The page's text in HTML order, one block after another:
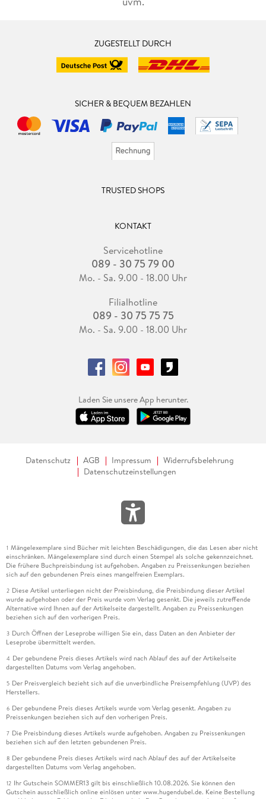
im Vergleich zum ersten eine deutliche Steigerung erfahren,
endlich wurde auch Lorian für mich greifbarer. Für diese
fesselnde Fortsetzung spreche ich gern eine Leseempfehlung
ZUGESTELLT DURCH
SICHER & BEQUEM BEZAHLEN
TRUSTED SHOPS
KONTAKT
Servicehotline
089 - 30 75 79 00
Mo. - Sa. 9.00 - 18.00 Uhr
Filialhotline
089 - 30 75 75 75
Mo. - Sa. 9.00 - 18.00 Uhr
Laden Sie unsere App herunter.
Datenschutz AGB Impressum
Widerrufsbelehrung
Datenschutzeinstellungen
1 Mängelexemplare sind Bücher mit leichten Beschädigungen, die das Lesen aber nicht
einschränken. Mängelexemplare sind durch einen Stempel als solche gekennzeichnet.
Die frühere Buchpreisbindung ist aufgehoben. Angaben zu Preissenkungen beziehen
sich auf den gebundenen Preis eines mangelfreien Exemplars.
2 Diese Artikel unterliegen nicht der Preisbindung, die Preisbindung dieser Artikel
wurde aufgehoben oder der Preis wurde vom Verlag gesenkt. Die jeweils zutreffende
Alternative wird Ihnen auf der Artikelseite dargestellt. Angaben zu Preissenkungen
beziehen sich auf den vorherigen Preis.
3 Durch Öffnen der Leseprobe willigen Sie ein, dass Daten an den Anbieter der
Leseprobe übermittelt werden.
4 Der gebundene Preis dieses Artikels wird nach Ablauf des auf der Artikelseite
dargestellten Datums vom Verlag angehoben.
5 Der Preisvergleich bezieht sich auf die unverbindliche Preisempfehlung (UVP) des
Herstellers.
6 Der gebundene Preis dieses Artikels wurde vom Verlag gesenkt. Angaben zu
Preissenkungen beziehen sich auf den vorherigen Preis.
7 Die Preisbindung dieses Artikels wurde aufgehoben. Angaben zu Preissenkungen
beziehen sich auf den letzten gebundenen Preis.
8 Der gebundene Preis dieses Artikels wird nach Ablauf des auf der Artikelseite
dargestellten Datums vom Verlag angehoben.
12 Ihr Gutschein SOMMER13 gilt bis einschließlich 10.08.2026. Sie können den
Gutschein ausschließlich online einlösen unter www.hugendubel.de. Keine Bestellung